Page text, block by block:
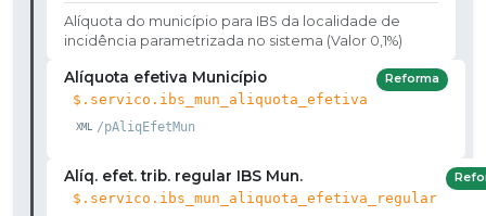
Alíquota do município para IBS da localidade de
incidência parametrizada no sistema (Valor 0,1%)
Alíquota efetiva Município
$.servico.ibs_mun_aliquota_efetiva
/pAliqEfetMun
Reforma
Alíq. efet. trib. regular IBS Mun.
$.servico.ibs_mun_aliquota_efetiva_regular